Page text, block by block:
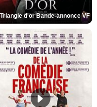
d'or Bande-annonce VF